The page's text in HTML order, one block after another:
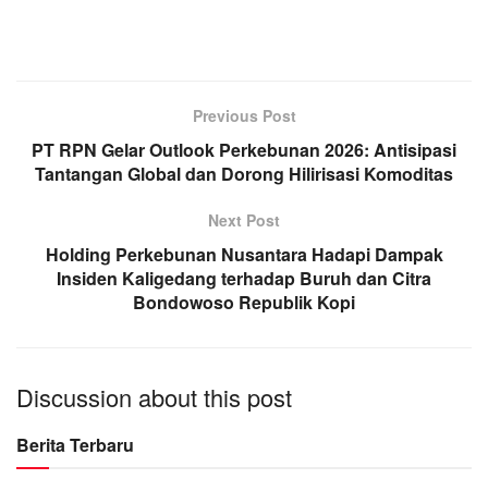
Previous Post
PT RPN Gelar Outlook Perkebunan 2026: Antisipasi
Tantangan Global dan Dorong Hilirisasi Komoditas
Next Post
Holding Perkebunan Nusantara Hadapi Dampak
Insiden Kaligedang terhadap Buruh dan Citra
Bondowoso Republik Kopi
Discussion about this post
Berita Terbaru